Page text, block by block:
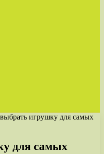
игрушку для самых
для самых